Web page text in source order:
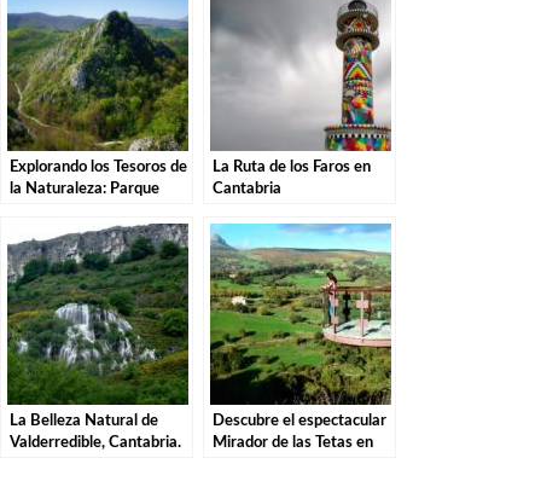
Explorando los Tesoros de
la Naturaleza: Parque
Nansa en Tudanca.
La Ruta de los Faros en
Cantabria
La Belleza Natural de
Valderredible, Cantabria.
Descubre el espectacular
Mirador de las Tetas en